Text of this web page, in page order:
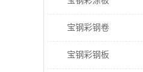
宝钢彩钢卷
宝钢彩钢板